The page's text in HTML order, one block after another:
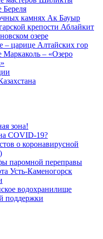
Береля
камнях Ак Бауыр
крепости Аблайкит
озере
– царице Алтайских гор
Маркаколь – «Озеро
зона!
COVID-19?
о коронавирусной
паромной переправы
Усть-Каменогорск
водохранилище
поддержки